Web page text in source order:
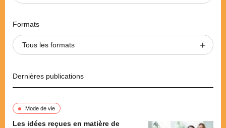
Formats
Tous les formats
Dernières publications
Mode de vie
Les idées reçues en matière de